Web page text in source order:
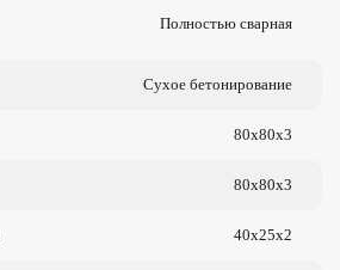
Полностью сварная
Сухое бетонирование
80х80х3
80х80х3
40х25х2